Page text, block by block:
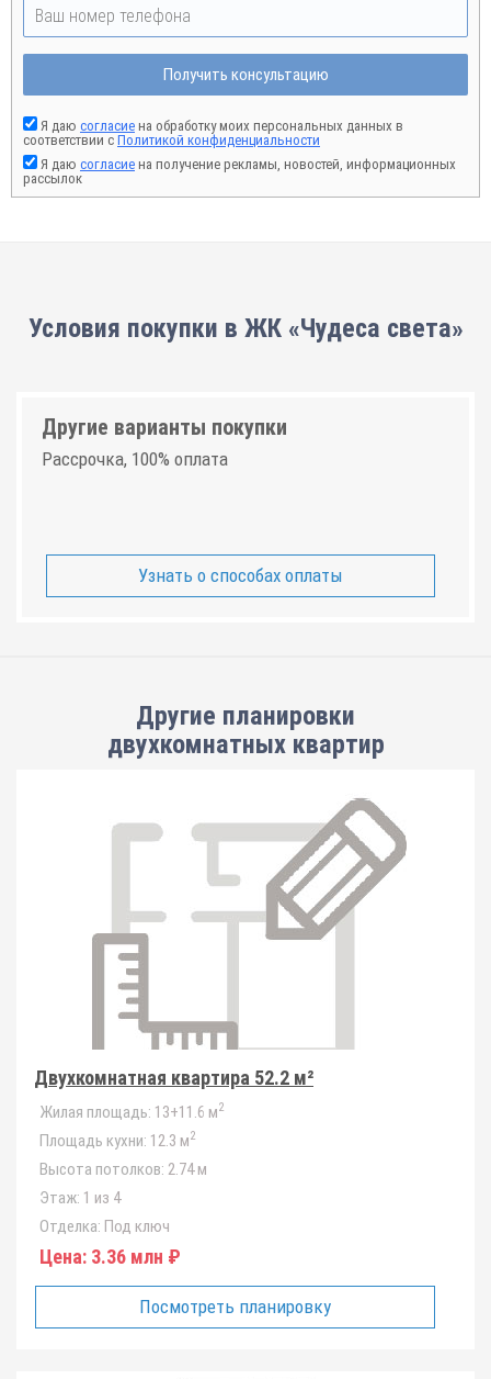
Получить консультацию
Я даю согласие на обработку моих персональных данных в
соответствии с Политикой конфиденциальности
Я даю согласие на получение рекламы, новостей, информационных
рассылок
Условия покупки в ЖК «Чудеса света»
Другие варианты покупки
Рассрочка, 100% оплата
Узнать о способах оплаты
Другие планировки
двухкомнатных квартир
Двухкомнатная квартира 52.2 м²
Жилая площадь: 13+11.6 м2
Площадь кухни: 12.3 м2
Высота потолков: 2.74 м
Этаж: 1 из 4
Отделка: Под ключ
Цена: 3.36 млн ₽
Посмотреть планировку